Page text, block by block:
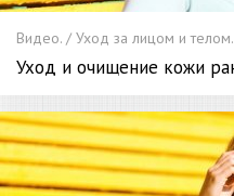
Видео. / Уход за лицом и
Уход и очищение кожи